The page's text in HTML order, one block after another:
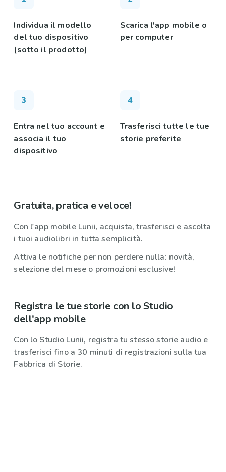
Individua il modello
del tuo dispositivo
(sotto il prodotto)
Scarica l'app mobile o
per computer
Entra nel tuo account e
associa il tuo
dispositivo
Trasferisci tutte le tue
storie preferite
Gratuita, pratica e veloce!
Con l'app mobile Lunii, acquista, trasferisci e ascolta
i tuoi audiolibri in tutta semplicità.
Attiva le notifiche per non perdere nulla: novità,
selezione del mese o promozioni esclusive!
Registra le tue storie con lo Studio
dell'app mobile
Con lo Studio Lunii, registra tu stesso storie audio e
trasferisci fino a 30 minuti di registrazioni sulla tua
Fabbrica di Storie.